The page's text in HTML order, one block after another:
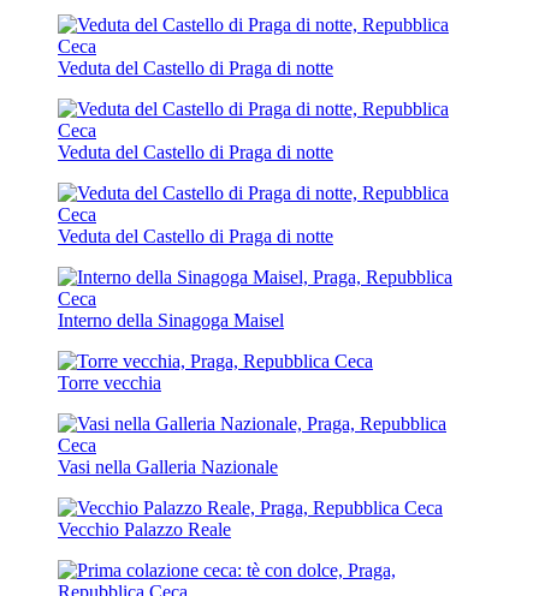
Veduta del Castello di Praga di notte
Veduta del Castello di Praga di notte
Veduta del Castello di Praga di notte
Interno della Sinagoga Maisel
Torre vecchia
Vasi nella Galleria Nazionale
Vecchio Palazzo Reale